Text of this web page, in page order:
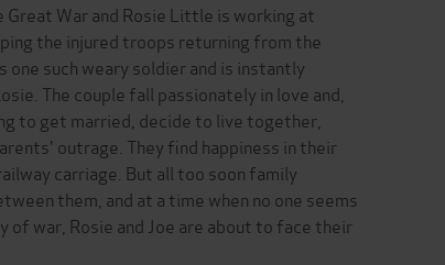
War and Rosie Little is working at
the injured troops returning from the
one such weary soldier and is instantly
The couple fall passionately in love and,
to get married, decide to live together,
outrage. They find happiness in their
carriage. But all too soon family
them, and at a time when no one seems
of war, Rosie and Joe are about to face their